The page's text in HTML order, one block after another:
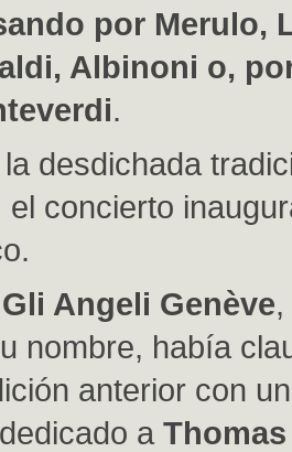
por Merulo,
Albinoni o,
.
desdichada
el concierto
Gli Angeli Genève
nombre, había
anterior con
a